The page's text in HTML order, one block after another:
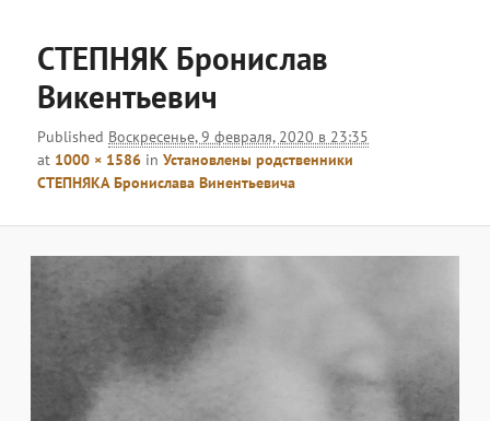
СТЕПНЯК Бронислав
Викентьевич
Published Воскресенье, 9 февраля, 2020 в 23:35
at 1000 × 1586 inУстановлены родственники
СТЕПНЯКА Бронислава Винентьевича